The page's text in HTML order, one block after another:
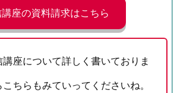
講座の資料請求はこちら
座について詳しく書いておりま
ちらもみていってくださいね。